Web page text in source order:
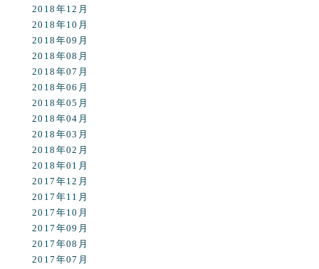
2018年12月
2018年10月
2018年09月
2018年08月
2018年07月
2018年06月
2018年05月
2018年04月
2018年03月
2018年02月
2018年01月
2017年12月
2017年11月
2017年10月
2017年09月
2017年08月
2017年07月